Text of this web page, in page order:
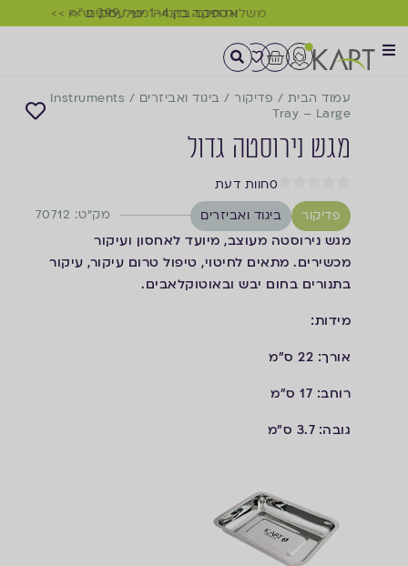
אספקה בין 1-4 ימי עסקים >>
משלוח חינם בקנייה מעל 399 ש"ח >>
עמוד הבית / פדיקור/ ביגוד ואביזרים /
Instruments
Tray – Large
מגש נירוסטה גדול
0חוות דעת
פדיקור
ביגוד ואביזרים מק"ט: 70712
מגש נירוסטה מעוצב, מיועד לאחסון ועיקור
מכשירים. מתאים לחיטוי, טיפול טרום עיקור, עיקור
בתנורים בחום יבש ובאוטוקלאבים.
מידות:
אורך: 22 ס"מ
רוחב: 17 ס"מ
גובה: 3.7 ס"מ